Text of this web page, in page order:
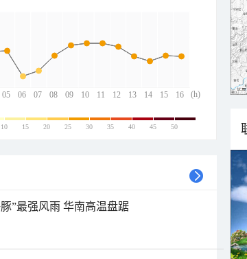
05 06 07 08 09 10 11 12 13 14 15 16
(h)
10 15 20 25 30 35 40 45 50
”最强风雨 华南高温盘踞